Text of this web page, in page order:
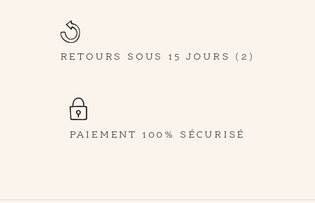
RETOURS SOUS 15 JOURS (2)
PAIEMENT 100% SÉCURISÉ